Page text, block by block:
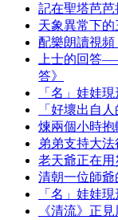
記在聖塔芭
天象異常下
配樂朗讀視
上士的回答
答》
「名」娃娃
「好壞出自
煉兩個小時
弟弟支持大法
老天爺正在
清朝一位師爺
「名」娃娃
《清流》正